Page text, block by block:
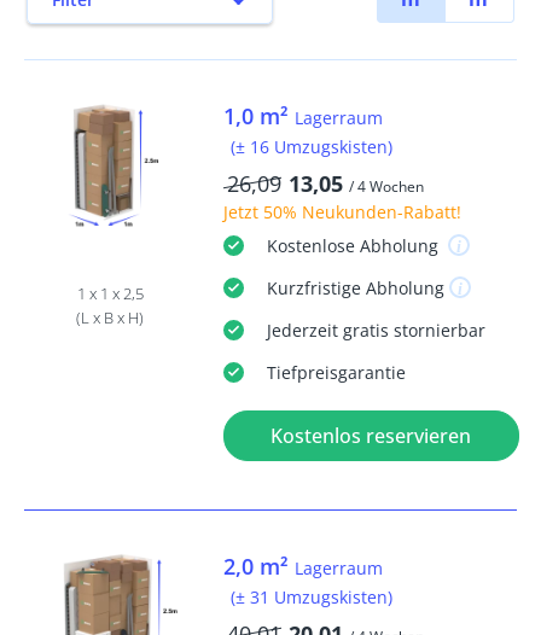
1 x 1 x 2,5
(L x B x H)
1,0 m² Lagerraum
(± 16 Umzugskisten)
26,09 13,05 / 4 Wochen
Jetzt 50% Neukunden-Rabatt!
KostenloseAbholung
KurzfristigeAbholung
Jederzeit gratis stornierbar
Tiefpreisgarantie
Kostenlos reservieren
2,0 m² Lagerraum
(± 31 Umzugskisten)